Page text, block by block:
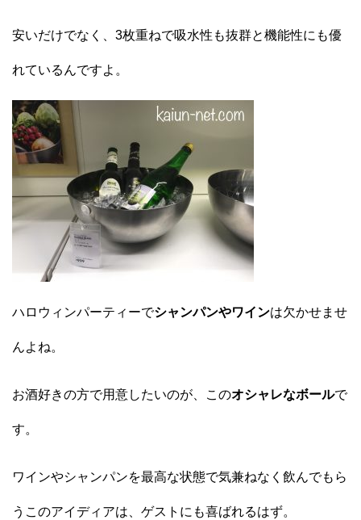
安いだけでなく、3枚重ねで吸水性も抜群と機能性にも優
れているんですよ。
ハロウィンパーティーでシャンパンやワインは欠かせませ
んよね。
お酒好きの方で用意したいのが、このオシャレなボールで
す。
ワインやシャンパンを最高な状態で気兼ねなく飲んでもら
うこのアイディアは、ゲストにも喜ばれるはず。